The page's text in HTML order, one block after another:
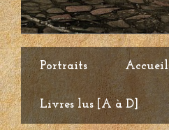
Portraits Accueil
Livres lus [A à D]